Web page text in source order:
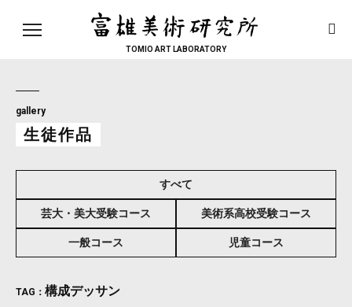
TOMIO ART LABORATORY
toggle
navigation
gallery
生徒作品
すべて
芸大・美大受験コース 美術系高校受験コース
一般コース 児童コース
構成デッサン